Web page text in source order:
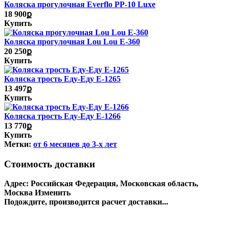
Коляска прогулочная Everflo PP-10 Luxe
18 900ք
Купить
Коляска прогулочная Lou Lou E-360
20 250ք
Купить
Коляска трость Еду-Еду E-1265
13 497ք
Купить
Коляска трость Еду-Еду E-1266
13 770ք
Купить
Метки: от 6 месяцев до 3-х лет
Стоимость доставки
Адрес: Российская Федерация, Московская область,
Москва Изменить
Подождите, производится расчет доставки...